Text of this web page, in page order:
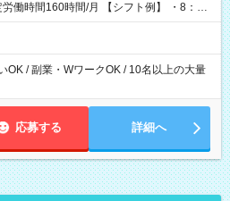
時間/月 【シフト例】 ・8：00
OK / 副業・WワークOK / 10名以上の大量
応募する 詳細へ